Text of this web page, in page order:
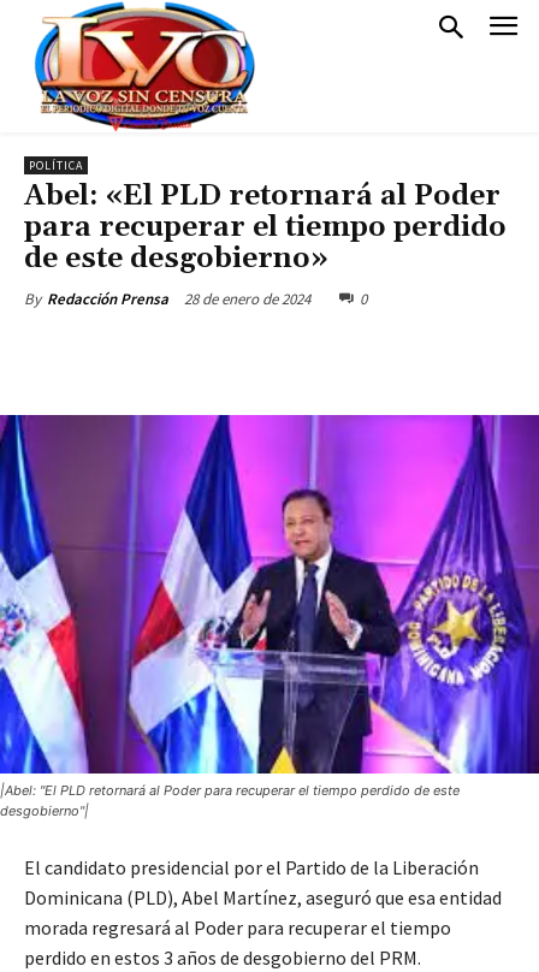
POLÍTICA
Abel: «El PLD retornará al Poder
para recuperar el tiempo perdido
de este desgobierno»
By Redacción Prensa 28 de enero de 2024 0
|Abel: "El PLD retornará al Poder para recuperar el tiempo perdido de este
desgobierno"|
El candidato presidencial por el Partido de la Liberación
Dominicana (PLD), Abel Martínez, aseguró que esa entidad
morada regresará al Poder para recuperar el tiempo
perdido en estos 3 años de desgobierno del PRM.